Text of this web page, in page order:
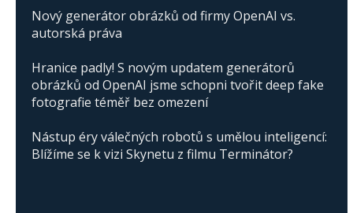
Nový generátor obrázků od firmy OpenAI vs.
autorská práva
Hranice padly! S novým updatem generátorů
obrázků od OpenAI jsme schopni tvořit deep fake
fotografie téměř bez omezení
Nástup éry válečných robotů s umělou inteligencí:
Blížíme se k vizi Skynetu z filmu Terminátor?